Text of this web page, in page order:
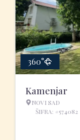
360°
Kamenjar
NOVI SAD
ŠIFRA: #574082